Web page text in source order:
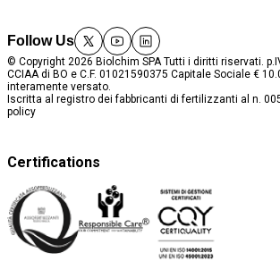
Follow Us
twitteryoutube
linkedin
© Copyright 2026 Biolchim SPA Tutti i diritti riservati.
CCIAA di BO e C.F. 01021590375 Capitale Sociale €
interamente versato.
Iscritta al registro dei fabbricanti di fertilizzanti al n.
policy
Certifications